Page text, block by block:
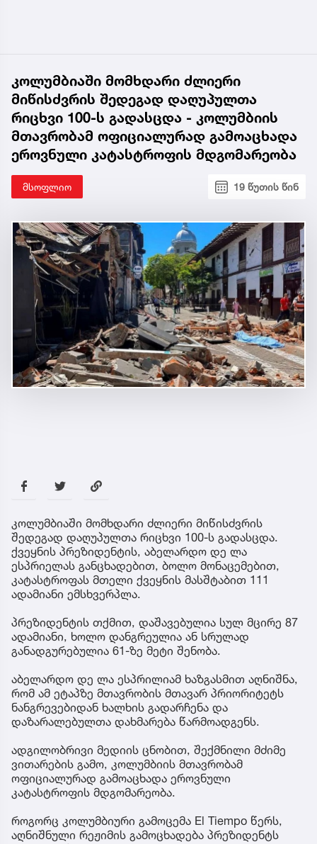
კოლუმბიაში მომხდარი ძლიერი
მიწისძვრის შედეგად დაღუპულთა
რიცხვი 100-ს გადასცდა - კოლუმბიის
მთავრობამ ოფიციალურად გამოაცხადა
ეროვნული კატასტროფის მდგომარეობა
მსოფლიო 19 წუთის წინ
კოლუმბიაში მომხდარი ძლიერი მიწისძვრის
შედეგად დაღუპულთა რიცხვი 100-ს გადასცდა.
ქვეყნის პრეზიდენტის, აბელარდო დე ლა
ესპრიელას განცხადებით, ბოლო მონაცემებით,
კატასტროფას მთელი ქვეყნის მასშტაბით 111
ადამიანი ემსხვერპლა.
პრეზიდენტის თქმით, დაშავებულია სულ მცირე 87
ადამიანი, ხოლო დანგრეულია ან სრულად
განადგურებულია 61-ზე მეტი შენობა.
აბელარდო დე ლა ესპრილიამ ხაზგასმით აღნიშნა,
რომ ამ ეტაპზე მთავრობის მთავარ პრიორიტეტს
ნანგრევებიდან ხალხის გადარჩენა და
დაზარალებულთა დახმარება წარმოადგენს.
ადგილობრივი მედიის ცნობით, შექმნილი მძიმე
ვითარების გამო, კოლუმბიის მთავრობამ
ოფიციალურად გამოაცხადა ეროვნული
კატასტროფის მდგომარეობა.
როგორც კოლუმბიური გამოცემა El Tiempo წერს,
აღნიშნული რეჟიმის გამოცხადება პრეზიდენტს